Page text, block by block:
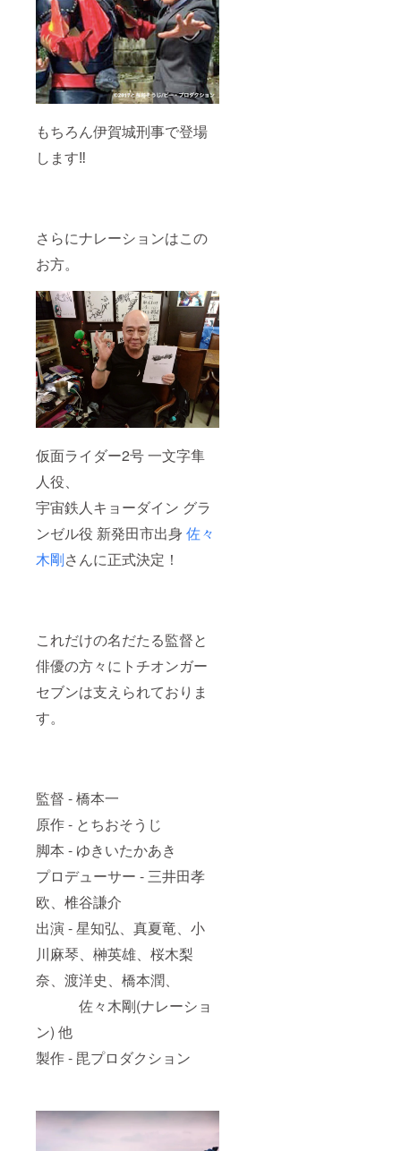
もちろん伊賀城刑事で登場
します‼︎
さらにナレーションはこの
お方。
仮面ライダー2号 一文字隼
人役、
宇宙鉄人キョーダイン グラ
ンゼル役 新発田市出身 佐々
木剛さんに正式決定！
これだけの名だたる監督と
俳優の方々にトチオンガー
セブンは支えられておりま
す。
監督 - 橋本一
原作 - とちおそうじ
脚本 - ゆきいたかあき
プロデューサー - 三井田孝
欧、椎谷謙介
出演 - 星知弘、真夏竜、小
川麻琴、榊英雄、桜木梨
奈、渡洋史、橋本潤、
佐々木剛(ナレーショ
ン) 他
製作 - 毘プロダクション